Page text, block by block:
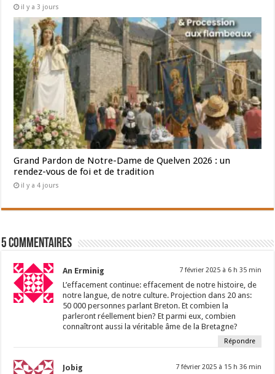
il y a 3 jours
Grand Pardon de Notre-Dame de Quelven 2026 : un
rendez-vous de foi et de tradition
il y a 4 jours
5 Commentaires
An Erminig 7 février 2025 à 6 h 35 min
L’effacement continue: effacement de notre histoire, de
notre langue, de notre culture. Projection dans 20 ans:
50 000 personnes parlant Breton. Et combien la
parleront réellement bien? Et parmi eux, combien
connaîtront aussi la véritable âme de la Bretagne?
Répondre
Jobig 7 février 2025 à 15 h 36 min